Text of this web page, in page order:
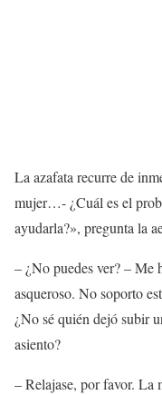
La azafata recurre de
mujer…- ¿Cuál es el
ayudarla?», pregunta la
– ¿No puedes ver? – Me
asqueroso. No soporto
¿No sé quién dejó subir
asiento?
– Relajase, por favor. La